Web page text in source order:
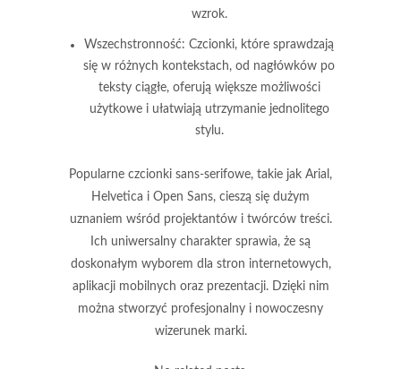
wzrok.
Wszechstronność: Czcionki, które sprawdzają
się w różnych kontekstach, od nagłówków po
teksty ciągłe, oferują większe możliwości
użytkowe i ułatwiają utrzymanie jednolitego
stylu.
Popularne czcionki sans-serifowe, takie jak Arial,
Helvetica i Open Sans, cieszą się dużym
uznaniem wśród projektantów i twórców treści.
Ich uniwersalny charakter sprawia, że są
doskonałym wyborem dla stron internetowych,
aplikacji mobilnych oraz prezentacji. Dzięki nim
można stworzyć profesjonalny i nowoczesny
wizerunek marki.